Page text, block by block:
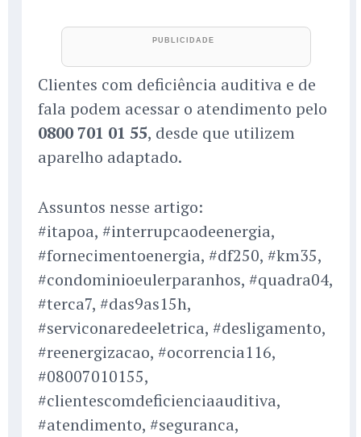
Clientes com deficiência auditiva e de
fala podem acessar o atendimento pelo
0800 701 01 55, desde que utilizem
aparelho adaptado.
Assuntos nesse artigo:
#itapoa, #interrupcaodeenergia,
#fornecimentoenergia, #df250, #km35,
#condominioeulerparanhos, #quadra04,
#terca7, #das9as15h,
#serviconaredeeletrica, #desligamento,
#reenergizacao, #ocorrencia116,
#08007010155,
#clientescomdeficienciaauditiva,
#atendimento, #seguranca,